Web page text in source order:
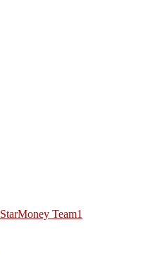
StarMoney Team1